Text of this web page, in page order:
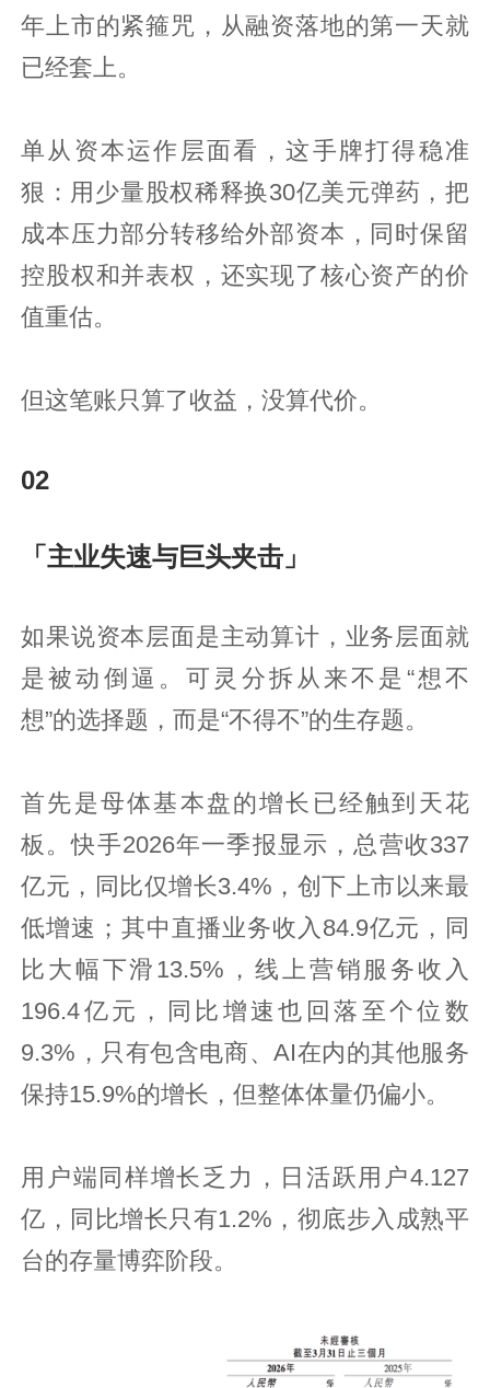
年上市的紧箍咒，从融资落地的第一天就
已经套上。
单从资本运作层面看，这手牌打得稳准
狠：用少量股权稀释换30亿美元弹药，把
成本压力部分转移给外部资本，同时保留
控股权和并表权，还实现了核心资产的价
值重估。
但这笔账只算了收益，没算代价。
02
「主业失速与巨头夹击」
如果说资本层面是主动算计，业务层面就
是被动倒逼。可灵分拆从来不是“想不
想”的选择题，而是“不得不”的生存题。
首先是母体基本盘的增长已经触到天花
板。快手2026年一季报显示，总营收337
亿元，同比仅增长3.4%，创下上市以来最
低增速；其中直播业务收入84.9亿元，同
比大幅下滑13.5%，线上营销服务收入
196.4亿元，同比增速也回落至个位数
9.3%，只有包含电商、AI在内的其他服务
保持15.9%的增长，但整体体量仍偏小。
用户端同样增长乏力，日活跃用户4.127
亿，同比增长只有1.2%，彻底步入成熟平
台的存量博弈阶段。